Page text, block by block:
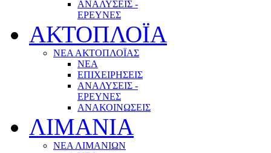
ΑΝΑΛΥΣΕΙΣ -
ΕΡΕΥΝΕΣ
ΑΚΤΟΠΛΟΪΑ
ΝΕΑ ΑΚΤΟΠΛΟΪΑΣ
ΝΕΑ
ΕΠΙΧΕΙΡΗΣΕΙΣ
ΑΝΑΛΥΣΕΙΣ -
ΕΡΕΥΝΕΣ
ΑΝΑΚΟΙΝΩΣΕΙΣ
ΛΙΜΑΝΙΑ
ΝΕΑ ΛΙΜΑΝΙΩΝ